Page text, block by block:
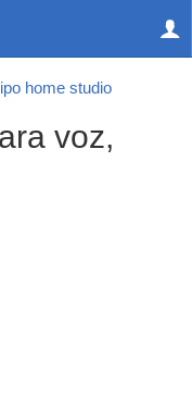
home studio
voz,